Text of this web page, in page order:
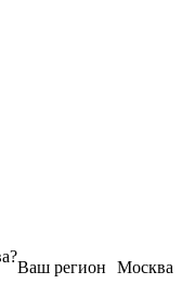
Москва
Ваш регион
?